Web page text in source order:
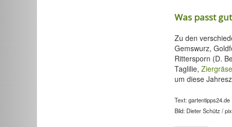
Was passt
Zu den
Gemswurz,
Rittersporn (D.
Taglilie,
um diese
Text: gartentipps24.de
Bild: Dieter Schütz /